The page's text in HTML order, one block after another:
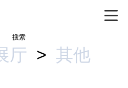
搜索
厅 > 其他